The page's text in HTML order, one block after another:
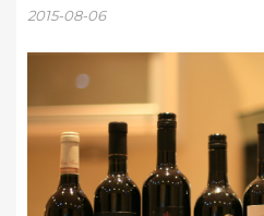
2015-08-06